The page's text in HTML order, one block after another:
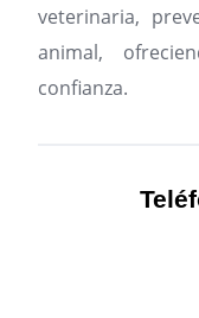
veterinaria,
animal,
confianza.